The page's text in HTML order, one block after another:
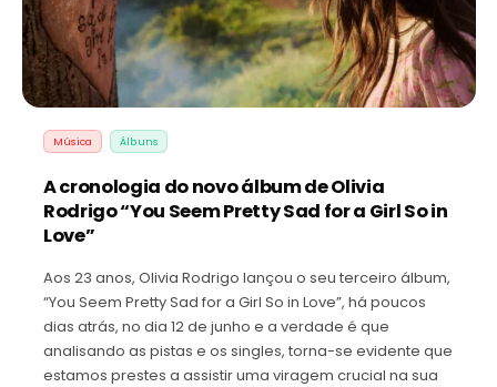
Música Álbuns
A cronologia do novo álbum de Olivia
Rodrigo “You Seem Pretty Sad for a Girl So in
Love”
Aos 23 anos, Olivia Rodrigo lançou o seu terceiro álbum,
“You Seem Pretty Sad for a Girl So in Love”, há poucos
dias atrás, no dia 12 de junho e a verdade é que
analisando as pistas e os singles, torna-se evidente que
estamos prestes a assistir uma viragem crucial na sua